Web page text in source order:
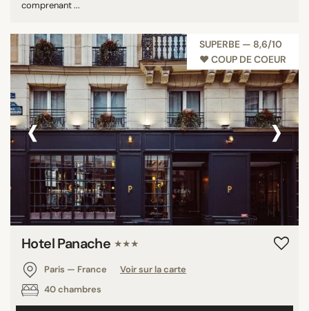
comprenant ...
SUPERBE — 8,6/10
♥︎ COUP DE COEUR
‹ ›
Hotel Panache ★★★
Paris — France
Voir sur la carte
40 chambres